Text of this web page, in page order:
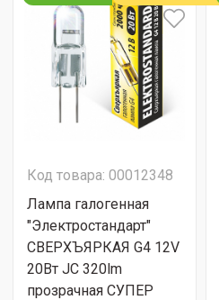
Код товара: 00012348
Лампа галогенная
"Электростандарт"
СВЕРХЪЯРКАЯ G4 12V
20Вт JC 320lm
прозрачная СУПЕР